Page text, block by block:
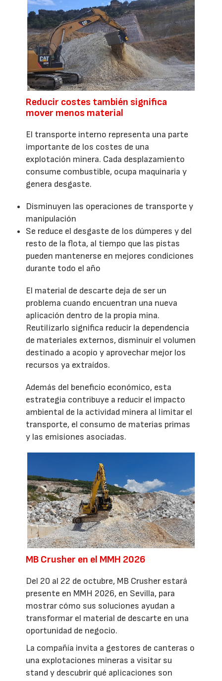
Reducir costes también significa
mover menos material
El transporte interno representa una parte
importante de los costes de una
explotación minera. Cada desplazamiento
consume combustible, ocupa maquinaria y
genera desgaste.
Disminuyen las operaciones de transporte y
manipulación
Se reduce el desgaste de los dúmperes y del
resto de la flota, al tiempo que las pistas
pueden mantenerse en mejores condiciones
durante todo el año
El material de descarte deja de ser un
problema cuando encuentran una nueva
aplicación dentro de la propia mina.
Reutilizarlo significa reducir la dependencia
de materiales externos, disminuir el volumen
destinado a acopio y aprovechar mejor los
recursos ya extraídos.
Además del beneficio económico, esta
estrategia contribuye a reducir el impacto
ambiental de la actividad minera al limitar el
transporte, el consumo de materias primas
y las emisiones asociadas.
MB Crusher en el MMH 2026
Del 20 al 22 de octubre, MB Crusher estará
presente en MMH 2026, en Sevilla, para
mostrar cómo sus soluciones ayudan a
transformar el material de descarte en una
oportunidad de negocio.
La compañía invita a gestores de canteras o
una explotaciones mineras a visitar su
stand y descubrir qué aplicaciones son